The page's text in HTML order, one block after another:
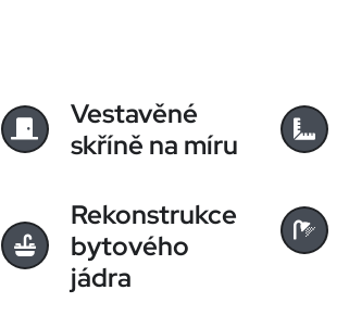
Vestavěné
skříně na míru
Rekonstrukce
bytového
jádra